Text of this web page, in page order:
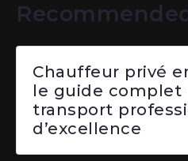
Chauffeur privé
le guide complet
transport
d’excellence